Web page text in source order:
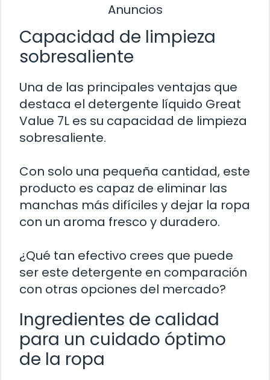
Anuncios
Capacidad de limpieza
sobresaliente
Una de las principales ventajas que
destaca el detergente líquido Great
Value 7L es su capacidad de limpieza
sobresaliente.
Con solo una pequeña cantidad, este
producto es capaz de eliminar las
manchas más difíciles y dejar la ropa
con un aroma fresco y duradero.
¿Qué tan efectivo crees que puede
ser este detergente en comparación
con otras opciones del mercado?
Ingredientes de calidad
para un cuidado óptimo
de la ropa